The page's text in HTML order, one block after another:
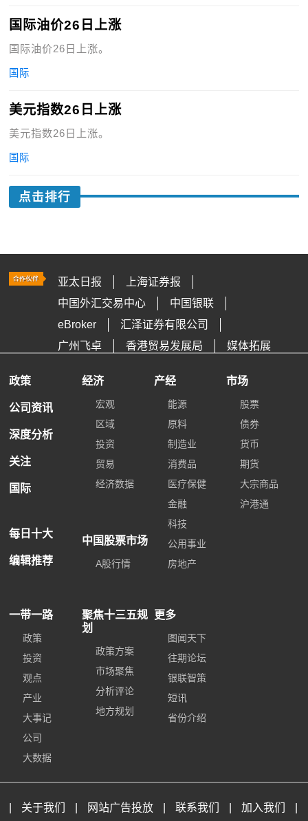
国际油价26日上涨
国际油价26日上涨。
国际
美元指数26日上涨
美元指数26日上涨。
国际
点击排行
亚太日报
上海证券报
中国外汇交易中心
中国银联
eBroker
汇泽证券有限公司
广州飞卓
香港贸易发展局 媒体拓展
政策
公司资讯
深度分析
关注
国际
每日十大
编辑推荐
经济
宏观
区域
投资
贸易
经济数据
中国股票市场
A股行情
产经
能源
原料
制造业
消费品
医疗保健
金融
科技
公用事业
房地产
市场
股票
债券
货币
期货
大宗商品
沪港通
一带一路
政策
投资
观点
产业
大事记
公司
大数据
聚焦十三五规
划
政策方案
市场聚焦
分析评论
地方规划
更多
图闻天下
往期论坛
银联智策
短讯
省份介绍
关于我们 网站广告投放 联系我们 加入我们